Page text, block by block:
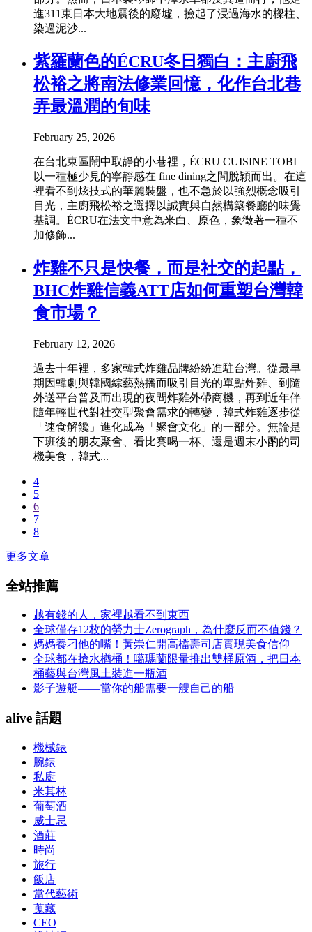
進311東日本大地震後的廢墟，撿起了浸過海水的樑柱、
染過泥沙...
紫羅蘭色的ÉCRU冬日獨白：主廚飛
松裕之將南法修業回憶，化作台北巷
弄最溫潤的旬味
February 25, 2026
在台北東區鬧中取靜的小巷裡，ÉCRU CUISINE TOBI
以一種極少見的寧靜感在 fine dining之間脫穎而出。在這
裡看不到炫技式的華麗裝盤，也不急於以強烈概念吸引
目光，主廚飛松裕之選擇以誠實與自然構築餐廳的味覺
基調。ÉCRU在法文中意為米白、原色，象徵著一種不
加修飾...
炸雞不只是快餐，而是社交的起點，
BHC炸雞信義ATT店如何重塑台灣韓
食市場？
February 12, 2026
過去十年裡，多家韓式炸雞品牌紛紛進駐台灣。從最早
期因韓劇與韓國綜藝熱播而吸引目光的單點炸雞、到隨
外送平台普及而出現的夜間炸雞外帶商機，再到近年伴
隨年輕世代對社交型聚會需求的轉變，韓式炸雞逐步從
「速食解饞」進化成為「聚會文化」的一部分。無論是
下班後的朋友聚會、看比賽喝一杯、還是週末小酌的司
機美食，韓式...
4
5
6
7
8
更多文章
全站推薦
越有錢的人，家裡越看不到東西
全球僅存12枚的勞力士Zerograph，為什麼反而不值錢？
媽媽養刁他的嘴！黃崇仁開高檔壽司店實現美食信仰
全球都在搶水楢桶！噶瑪蘭限量推出雙桶原酒，把日本
桶藝與台灣風土裝進一瓶酒
影子遊艇——當你的船需要一艘自己的船
alive 話題
機械錶
腕錶
私廚
米其林
葡萄酒
威士忌
酒莊
時尚
旅行
飯店
當代藝術
蒐藏
CEO